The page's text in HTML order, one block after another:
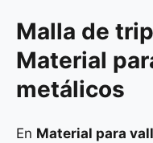
Malla de
Material
metálicos
En Material para